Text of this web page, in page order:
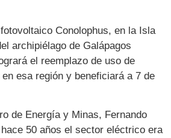
Conolophus, en la Isla
archipiélago de Galápagos
el reemplazo de uso de
esa región y beneficiará a 7 de
de Energía y Minas, Fernando
50 años el sector eléctrico era